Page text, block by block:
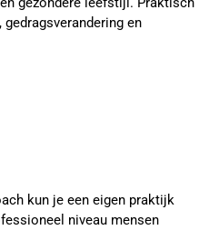
en
kun je een eigen praktijk
niveau mensen